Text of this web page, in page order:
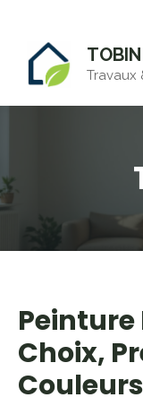
contenu
TOBIN
Travaux
Choix,
Couleurs